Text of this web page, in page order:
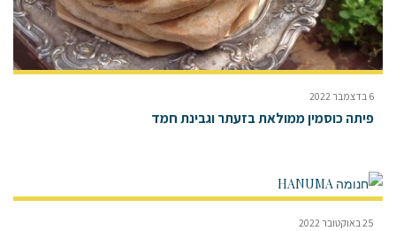
6 בדצמבר 2022
פיתה כוסמין ממולאת בזעתר וגבינת חמד
25 באוקטובר 2022